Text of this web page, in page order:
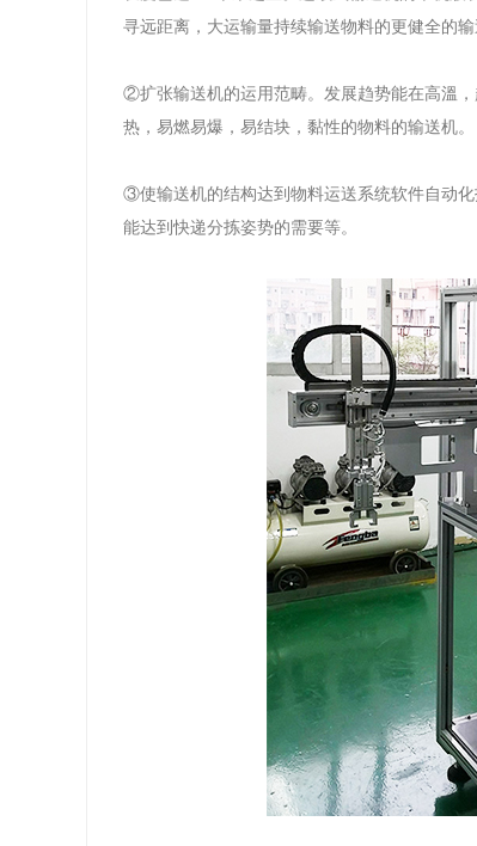
寻远距离，大运输量持续输送物料的更健全的输
②扩张输送机的运用范畴。发展趋势能在高溫
热，易燃易爆，易结块，黏性的物料的输送机。
③使输送机的结构达到物料运送系统软件自动
能达到快递分拣姿势的需要等。